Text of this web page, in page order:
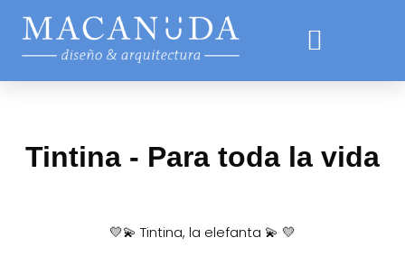
Tintina - Para toda la vida
💛💫 Tintina, la elefanta 💫 💛